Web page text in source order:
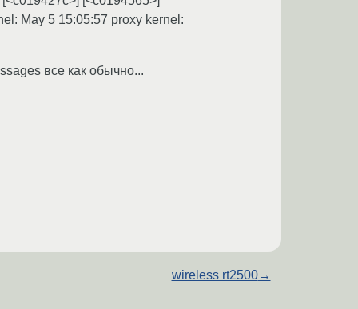
May 5 15:05:57 proxy kernel:
все как обычно...
wireless rt2500→